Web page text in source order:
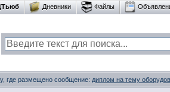
Дневники Файлы
где размещено сообщение: диплом на тему